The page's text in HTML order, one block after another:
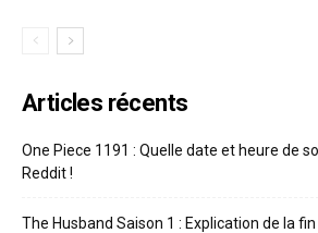
Articles récents
One Piece 1191 : Quelle date et heure de
Reddit !
The Husband Saison 1 : Explication de la fin